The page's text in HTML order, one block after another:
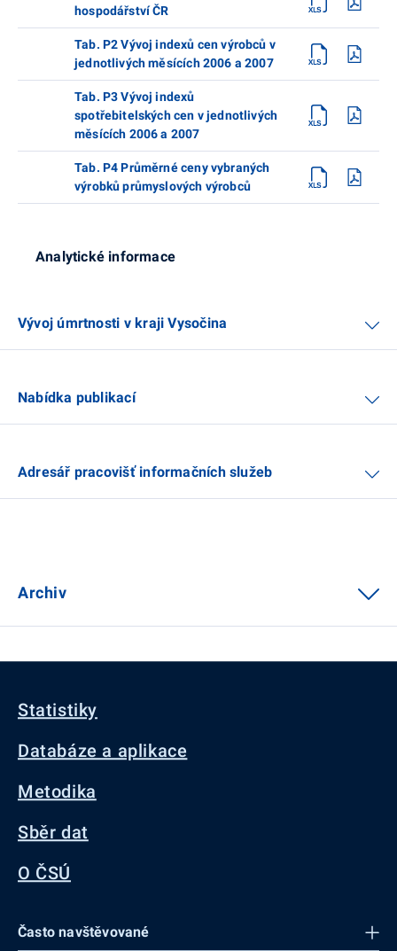
hospodářství ČR
Tab. P2 Vývoj indexů cen výrobců v
jednotlivých měsících 2006 a 2007
Tab. P3 Vývoj indexů
spotřebitelských cen v jednotlivých
měsících 2006 a 2007
Tab. P4 Průměrné ceny vybraných
výrobků průmyslových výrobců
Analytické informace
Vývoj úmrtnosti v kraji Vysočina
Nabídka publikací
Adresář pracovišť informačních služeb
Archiv
Statistiky
Databáze a aplikace
Metodika
Sběr dat
O ČSÚ
Často navštěvované